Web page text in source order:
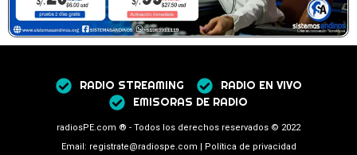
RADIO STREAMING
RADIO EN VIVO
EMISORAS DE RADIO
radiosPE.com ® - Todos los derechos reservados © 2022
Email: registrate@radiospe.com | Política de privacidad